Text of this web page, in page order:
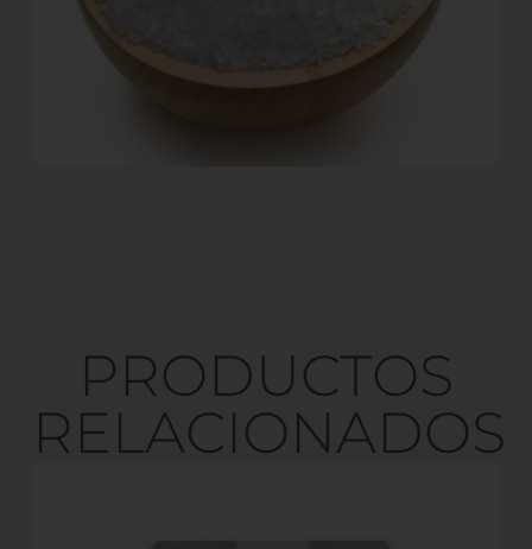
PRODUCTOS
RELACIONADOS